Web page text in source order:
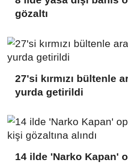
gözaltı
27'si kırmızı bültenle
yurda getirildi
14 ilde 'Narko Kapan'